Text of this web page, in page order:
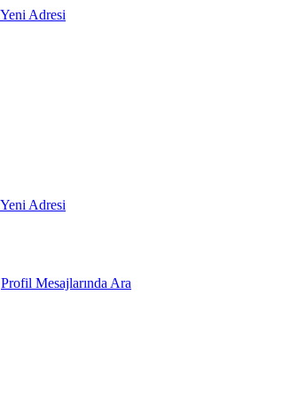
Profil Mesajlarında Ara